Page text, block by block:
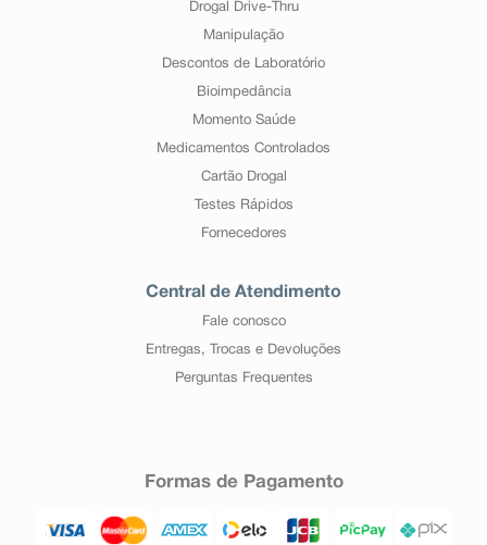
Drogal Drive-Thru
Manipulação
Descontos de Laboratório
Bioimpedância
Momento Saúde
Medicamentos Controlados
Cartão Drogal
Testes Rápidos
Fornecedores
Central de Atendimento
Fale conosco
Entregas, Trocas e Devoluções
Perguntas Frequentes
Formas de Pagamento